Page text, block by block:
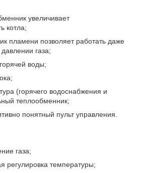
увеличивает
котла;
пламени позволяет работать даже
газа;
воды;
(горячего водоснабжения и
теплообменник;
понятный пульт управления.
газа;
регулировка температуры;